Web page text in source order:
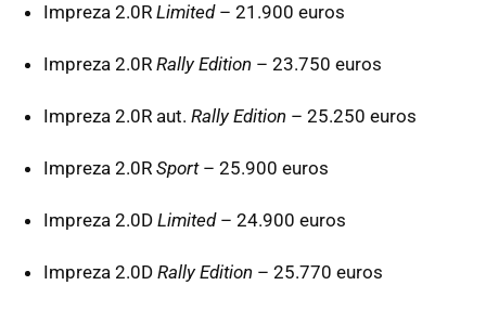
Impreza 2.0R Limited– 21.900 euros
Impreza 2.0R Rally Edition – 23.750 euros
Impreza 2.0R aut. Rally Edition – 25.250 euros
Impreza 2.0R Sport– 25.900 euros
Impreza 2.0D Limited– 24.900 euros
Impreza 2.0D Rally Edition – 25.770 euros